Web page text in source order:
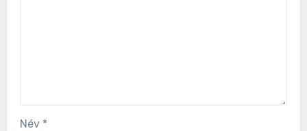
Név *